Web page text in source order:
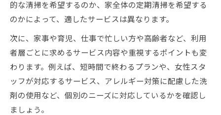
的な清掃を希望するのか、家全体の定期清掃を希望する
のかによって、適したサービスは異なります。
次に、家事や育児、仕事で忙しい方や高齢者など、利用
者層ごとに求めるサービス内容や重視するポイントも変
わります。例えば、短時間で終わるプランや、女性スタ
ッフが対応するサービス、アレルギー対策に配慮した洗
剤の使用など、個別のニーズに対応しているかを確認し
ましょう。